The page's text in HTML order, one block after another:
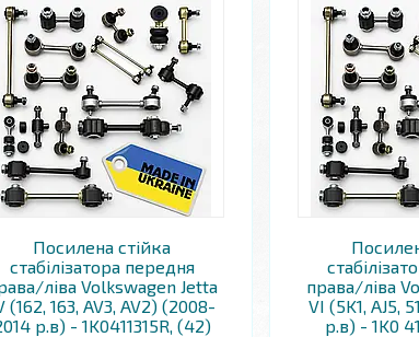
Посилена стійка
стабілізатора передня
ліва Volkswagen Jetta
(162, 163, AV3, AV2) (2008-
р.в) - 1K0411315R, (42)
права/ліва
VI (5K1, AJ5,
р.в) - 1K0